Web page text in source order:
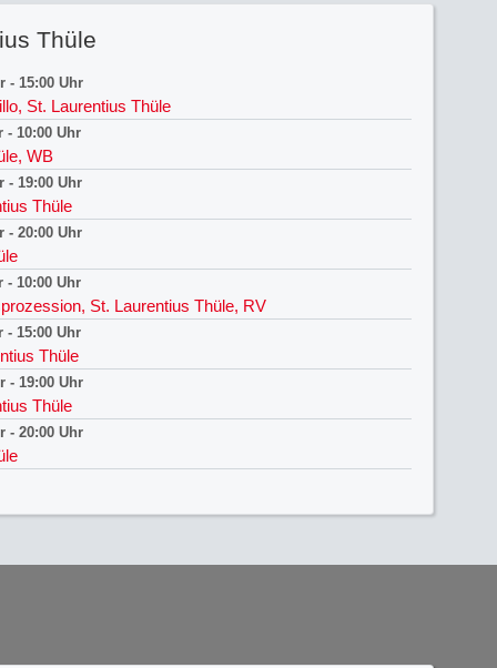
Thüle
- 15:00 Uhr
St. Laurentius Thüle
- 10:00 Uhr
WB
- 19:00 Uhr
Thüle
- 20:00 Uhr
- 10:00 Uhr
St. Laurentius Thüle, RV
- 15:00 Uhr
Thüle
- 19:00 Uhr
Thüle
- 20:00 Uhr